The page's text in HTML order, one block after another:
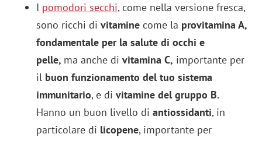
I pomodori secchi, come nella versione fresca,
sono ricchi divitamine come la provitamina A,
fondamentale per la salute di occhi e
pelle, ma anche di vitamina C, importante per
il buon funzionamento del tuo sistema
immunitario, e divitamine del gruppo B.
Hanno un buon livello di antiossidanti, in
particolare di licopene, importante per